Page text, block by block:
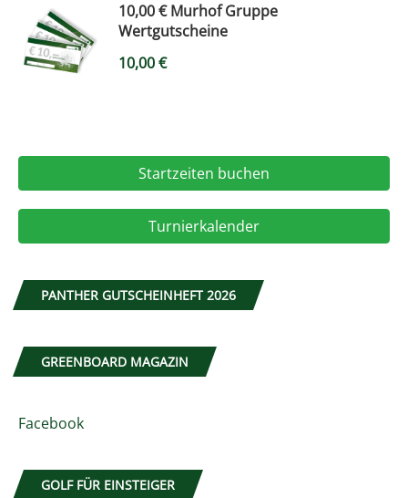
10,00 € Murhof Gruppe
Wertgutscheine
10,00€
Startzeiten buchen
Turnierkalender
PANTHER GUTSCHEINHEFT 2026
GREENBOARD MAGAZIN
Facebook
GOLF FÜR EINSTEIGER